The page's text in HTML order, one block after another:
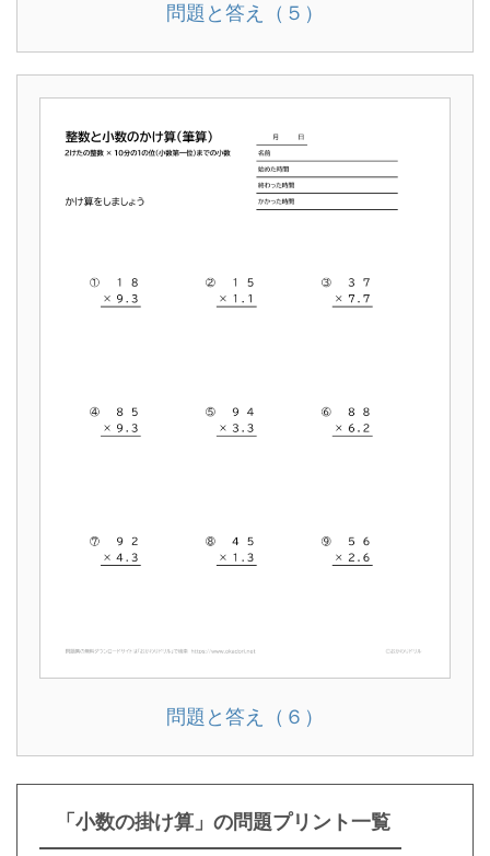
問題と答え（５）
問題と答え（６）
「小数の掛け算」の問題プリント一覧